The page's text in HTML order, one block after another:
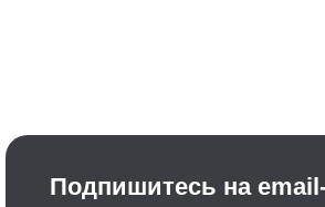
Подпишитесь на